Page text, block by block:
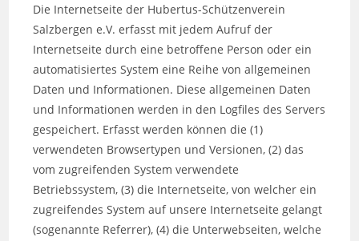
Die Internetseite der Hubertus-Schützenverein
Salzbergen e.V. erfasst mit jedem Aufruf der
Internetseite durch eine betroffene Person oder ein
automatisiertes System eine Reihe von allgemeinen
Daten und Informationen. Diese allgemeinen Daten
und Informationen werden in den Logfiles des Servers
gespeichert. Erfasst werden können die (1)
verwendeten Browsertypen und Versionen, (2) das
vom zugreifenden System verwendete
Betriebssystem, (3) die Internetseite, von welcher ein
zugreifendes System auf unsere Internetseite gelangt
(sogenannte Referrer), (4) die Unterwebseiten, welche